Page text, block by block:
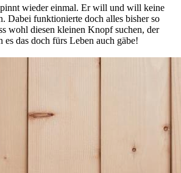
wieder einmal. Er will und will keine
Dabei funktionierte doch alles bisher so
wohl diesen kleinen Knopf suchen, der
es das doch fürs Leben auch gäbe!